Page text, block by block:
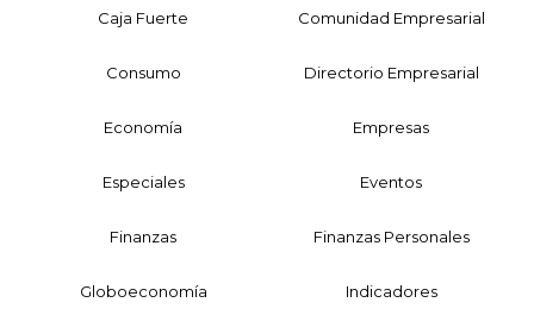
Caja Fuerte Comunidad Empresarial
Consumo Directorio Empresarial
Economía Empresas
Especiales Eventos
Finanzas Finanzas Personales
Globoeconomía Indicadores